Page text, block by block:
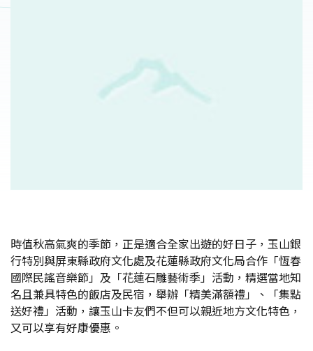
時值秋高氣爽的季節，正是適合全家出遊的好日子，玉山銀
行特別與屏東縣政府文化處及花蓮縣政府文化局合作「恆春
國際民謠音樂節」及「花蓮石雕藝術季」活動，精選當地知
名且兼具特色的飯店及民宿，舉辦「精美滿額禮」、「集點
送好禮」活動，讓玉山卡友們不但可以親近地方文化特色，
又可以享有好康優惠。